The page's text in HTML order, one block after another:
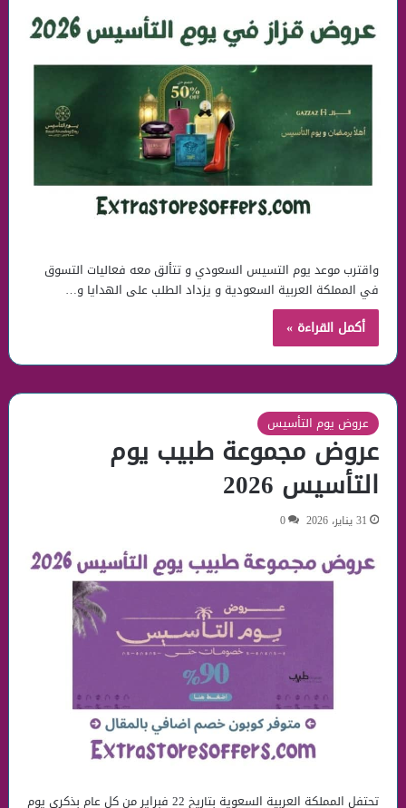
واقترب موعد يوم التسيس السعودي و تتألق معه فعاليات التسوق
في المملكة العربية السعودية و يزداد الطلب على الهدايا و…
أكمل القراءة »
عروض يوم التأسيس
عروض مجموعة طبيب يوم
التأسيس 2026
31 يناير، 2026 0
تحتفل المملكة العربية السعوية بتاريخ 22 فبراير من كل عام بذكري يوم